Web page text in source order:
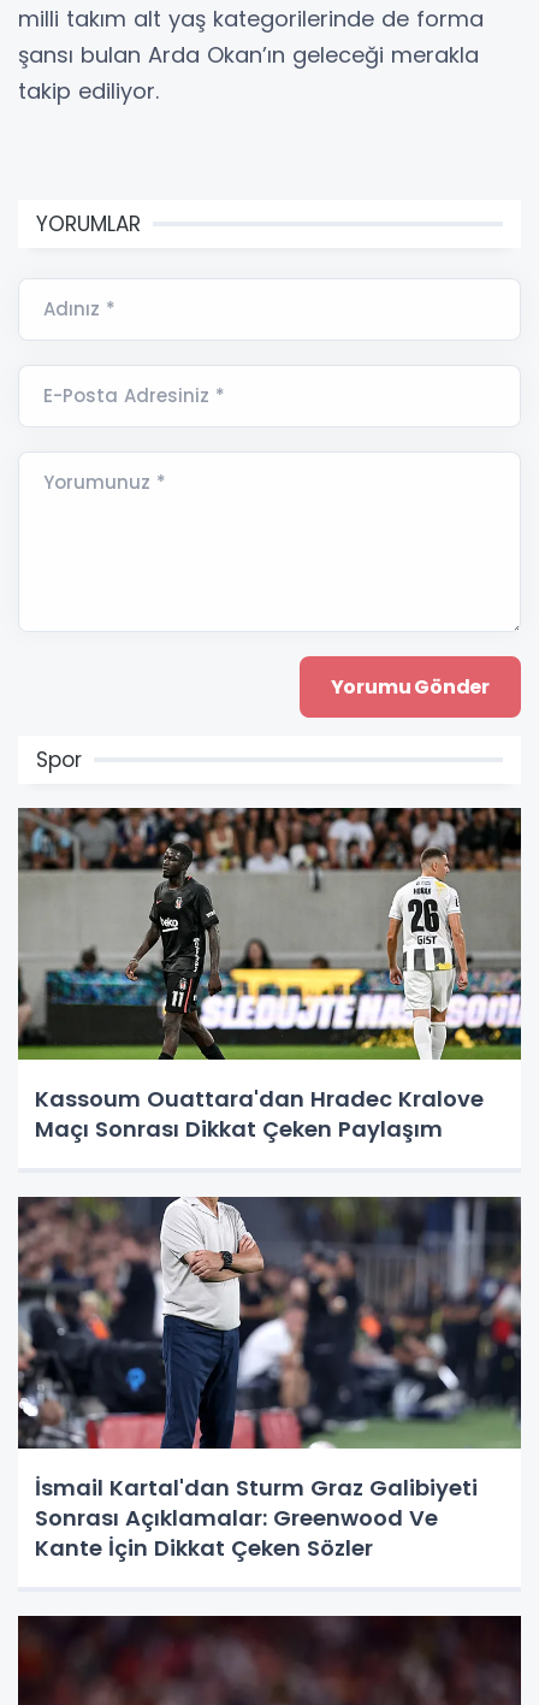
milli takım alt yaş kategorilerinde de forma
şansı bulan Arda Okan’ın geleceği merakla
takip ediliyor.
YORUMLAR
Adınız *
E-Posta Adresiniz *
Yorumunuz *
Spor
Kassoum Ouattara'dan Hradec Kralove
Maçı Sonrası Dikkat Çeken Paylaşım
İsmail Kartal'dan Sturm Graz Galibiyeti
Sonrası Açıklamalar: Greenwood Ve
Kante İçin Dikkat Çeken Sözler